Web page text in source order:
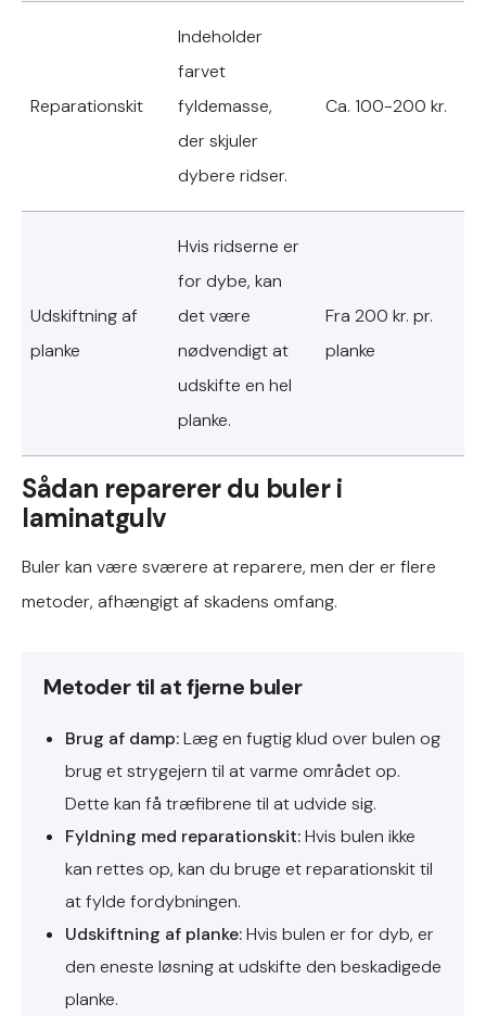
Reparationskit
Indeholder
farvet
fyldemasse,
der skjuler
dybere ridser.
Ca. 100-200 kr.
Udskiftning af
planke
Hvis ridserne er
for dybe, kan
det være
nødvendigt at
udskifte en hel
planke.
Fra 200 kr. pr.
planke
Sådan reparerer du buler i
laminatgulv
Buler kan være sværere at reparere, men der er flere
metoder, afhængigt af skadens omfang.
Metoder til at fjerne buler
Brug af damp:Læg en fugtig klud over bulen og
brug et strygejern til at varme området op.
Dette kan få træfibrene til at udvide sig.
Fyldning med reparationskit:Hvis bulen ikke
kan rettes op, kan du bruge et reparationskit til
at fylde fordybningen.
Udskiftning af planke:Hvis bulen er for dyb, er
den eneste løsning at udskifte den beskadigede
planke.